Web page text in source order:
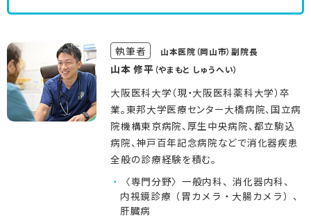
執筆者 山本医院（岡山市）副院長
山本 修平（やまもと しゅうへい）
大阪医科大学（現・大阪医科薬科大学）卒
業。東邦大学医療センター大橋病院、国立病
院機構東京病院、厚生中央病院、都立駒込
病院、神戸百年記念病院などで消化器疾患
全般の診療経験を積む。
〈専門分野〉一般内科、消化器内科、
内視鏡診療（胃カメラ・大腸カメラ）、
肝臓病